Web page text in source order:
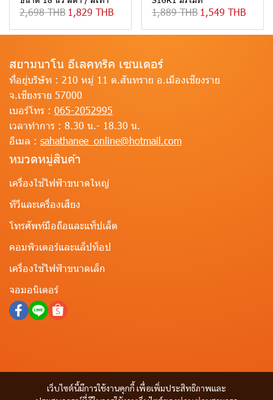
2,698 THB 1,829 THB 1,889 THB 1,549 THB
เว็บไซต์นี้มีการใช้งานคุกกี้ เพื่อเพิ่มประสิทธิภาพและ
สยามนาโน อีเลคทริค เซนเตอร์
ที่อยู่บริษัท : 210 หมู่ 11 ต.สันทราย อ.เมืองเชียงราย
จ.เชียงราย 57000
เบอร์โทร : 065-2052995
เวลาทำการ : 8.30 น.- 18.30 น.
อีเมล : sahathanee_online@hotmail.com
หมวดหมู่สินค้า
เครื่องใช้ไฟฟ้าขนาดใหญ่
ทีวีและเครื่องเสียง
โทรศัพท์มือถือและแท็ปเล็ต
คอมพิวเตอร์และแล็ปท็อป
เครื่องใช้ไฟฟ้าขนาดเล็ก
จอมอนิเตอร์